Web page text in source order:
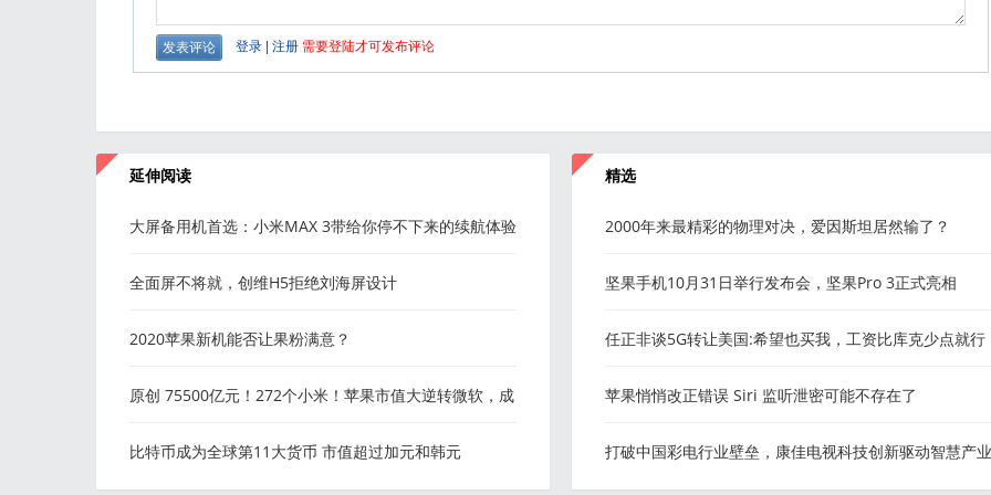
延伸阅读
大屏备用机首选：小米MAX 3带给你停不下来的续航体验
全面屏不将就，创维H5拒绝刘海屏设计
2020苹果新机能否让果粉满意？
原创 75500亿元！272个小米！苹果市值大逆转微软，成
为全球新一哥！
比特币成为全球第11大货币 市值超过加元和韩元
精选
2000年来最精彩的物理对决，爱因斯坦居然输了？
坚果手机10月31日举行发布会，坚果Pro 3正式亮相
任正非谈5G转让美国:希望也买我，工资比库克少点就行
苹果悄悄改正错误 Siri 监听泄密可能不存在了
打破中国彩电行业壁垒，康佳电视科技创新驱动智慧产业